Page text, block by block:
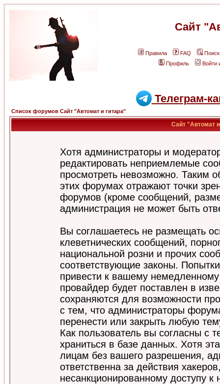
Сайт
Правила FAQ
Поиск
Профиль
Войти
Телеграм-
Список форумов Сайт "Автомат и гитара"
Сайт "Автомат и
Хотя администраторы и
редактировать неприемлемые
просмотреть невозможно. Таким
этих форумах отражают точки
форумов (кроме сообщений,
администрация не может быть
Вы соглашаетесь не размещать
клеветнических сообщений,
национальной розни и прочих
соответствующие законы.
привести к вашему
провайдер будет поставлен в
сохраняются для возможности
с тем, что администраторы
перенести или закрыть любую
Как пользователь вы согласны с
храниться в базе данных. Хотя
лицам без вашего разрешения,
ответственна за действия
несанкционированному доступу к